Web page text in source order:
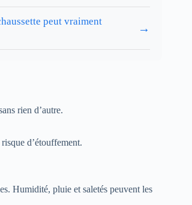
peut vraiment
→
rien d’autre.
d’étouffement.
Humidité, pluie et saletés peuvent les